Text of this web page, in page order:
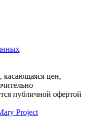
касающаяся цен,
публичной офертой
Project